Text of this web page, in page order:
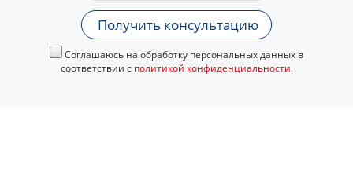
Получить консультацию
Соглашаюсь на обработку персональных данных в
соответствии с политикой конфиденциальности.